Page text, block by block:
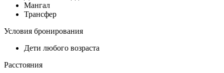
Мангал
Трансфер
Условия бронирования
Дети любого возраста
Расстояния